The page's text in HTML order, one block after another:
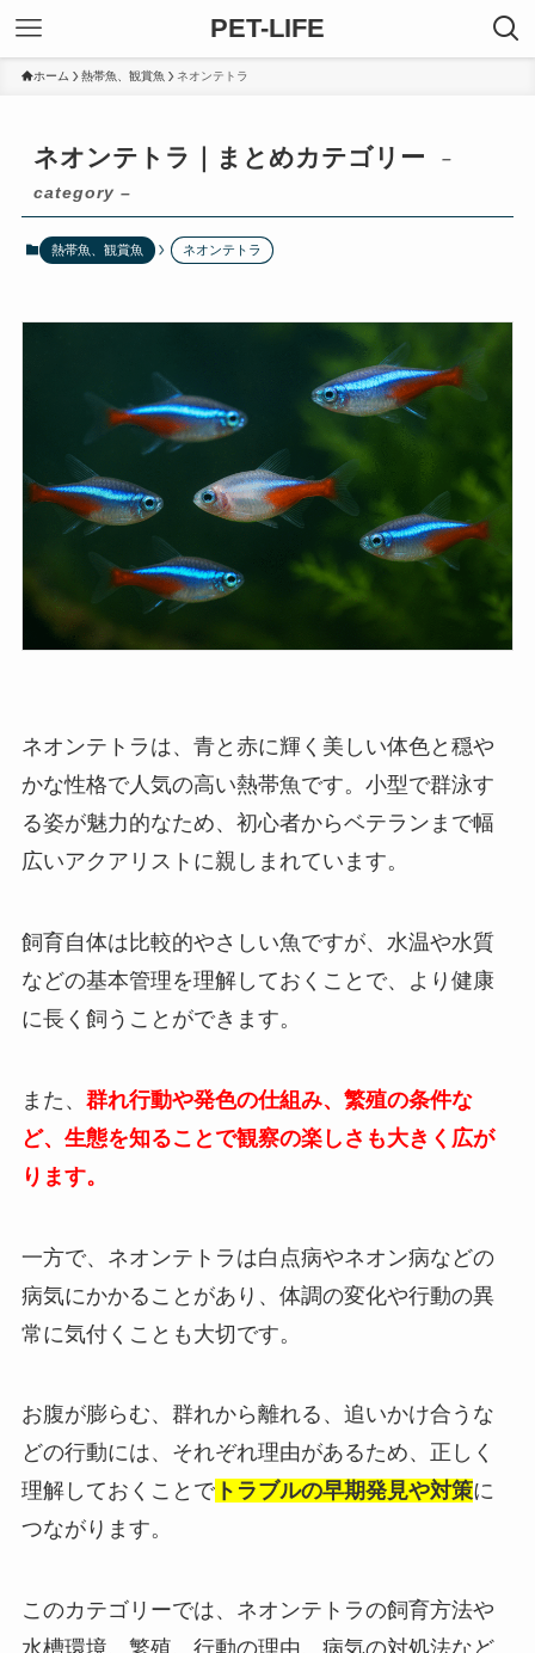
PET-LIFE
ホーム 熱帯魚、観賞魚 ネオンテトラ
ネオンテトラ｜まとめカテゴリー
–
category –
熱帯魚、観賞魚 ネオンテトラ
ネオンテトラは、青と赤に輝く美しい体色と穏や
かな性格で人気の高い熱帯魚です。小型で群泳す
る姿が魅力的なため、初心者からベテランまで幅
広いアクアリストに親しまれています。
飼育自体は比較的やさしい魚ですが、水温や水質
などの基本管理を理解しておくことで、より健康
に長く飼うことができます。
また、 群れ行動や発色の仕組み、繁殖の条件な
ど、生態を知ることで観察の楽しさも大きく広が
ります。
一方で、ネオンテトラは白点病やネオン病などの
病気にかかることがあり、体調の変化や行動の異
常に気付くことも大切です。
お腹が膨らむ、群れから離れる、追いかけ合うな
どの行動には、それぞれ理由があるため、正しく
理解しておくことでトラブルの早期発見や対策に
つながります。
このカテゴリーでは、ネオンテトラの飼育方法や